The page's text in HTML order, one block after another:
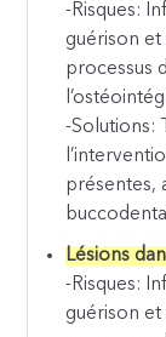
-Risques:
guérison
processus
-Solutions:
présentes,
Lésions
-Risques:
guérison